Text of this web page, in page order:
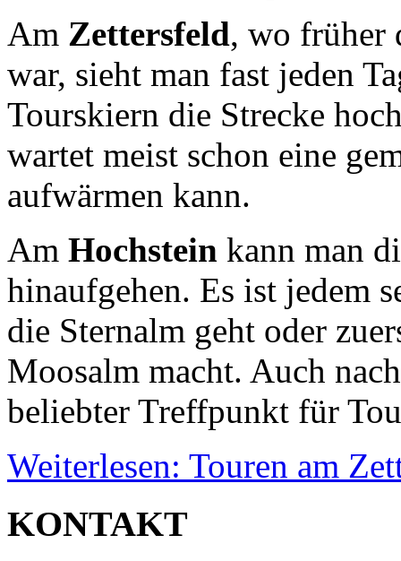
Am Zettersfeld, wo früher
war, sieht man fast jeden
Tourskiern die Strecke
wartet meist schon eine
aufwärmen kann.
Am Hochstein kann man
hinaufgehen. Es ist jedem
die Sternalm geht oder
Moosalm macht. Auch
beliebter Treffpunkt für
Weiterlesen: Touren am
KONTAKT